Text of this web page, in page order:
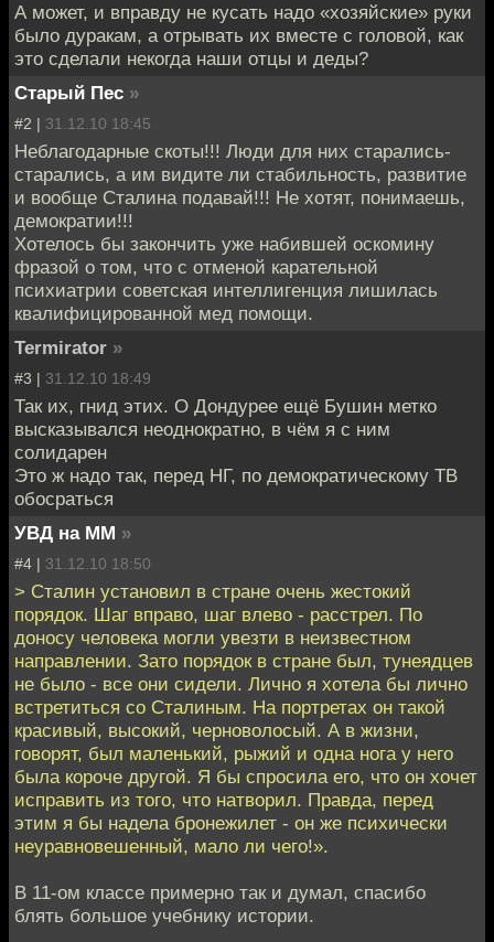
А может, и вправду не кусать надо «хозяйские» руки
было дуракам, а отрывать их вместе с головой, как
это сделали некогда наши отцы и деды?
Старый Пес »
#2 | 31.12.10 18:45
Неблагодарные скоты!!! Люди для них старались-
старались, а им видите ли стабильность, развитие
и вообще Сталина подавай!!! Не хотят, понимаешь,
демократии!!!
Хотелось бы закончить уже набившей оскомину
фразой о том, что с отменой карательной
психиатрии советская интеллигенция лишилась
квалифицированной мед помощи.
Termirator »
#3 | 31.12.10 18:49
Так их, гнид этих. О Дондурее ещё Бушин метко
высказывался неоднократно, в чём я с ним
солидарен
Это ж надо так, перед НГ, по демократическому ТВ
обосраться
УВД на ММ »
#4 | 31.12.10 18:50
> Сталин установил в стране очень жестокий
порядок. Шаг вправо, шаг влево - расстрел. По
доносу человека могли увезти в неизвестном
направлении. Зато порядок в стране был, тунеядцев
не было - все они сидели. Лично я хотела бы лично
встретиться со Сталиным. На портретах он такой
красивый, высокий, черноволосый. А в жизни,
говорят, был маленький, рыжий и одна нога у него
была короче другой. Я бы спросила его, что он хочет
исправить из того, что натворил. Правда, перед
этим я бы надела бронежилет - он же психически
неуравновешенный, мало ли чего!».
В 11-ом классе примерно так и думал, спасибо
блять большое учебнику истории.